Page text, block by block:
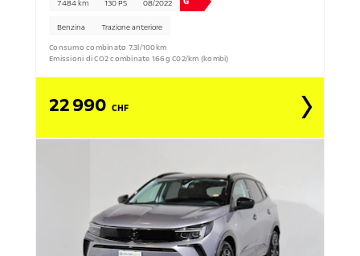
7 484 km 130 PS 08/2022
Benzina Trazione anteriore
Consumo combinato 7.3l/100km
Emissioni di CO2 combinate 166g C02/km (kombi)
22 990 CHF